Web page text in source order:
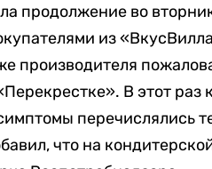
продолжение во
из
производителя
В этот раз
перечислялись
что на